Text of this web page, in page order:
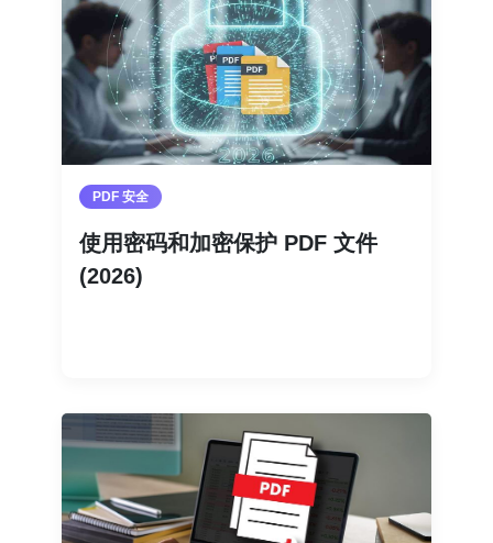
PDF 安全
使用密码和加密保护 PDF 文件
(2026)